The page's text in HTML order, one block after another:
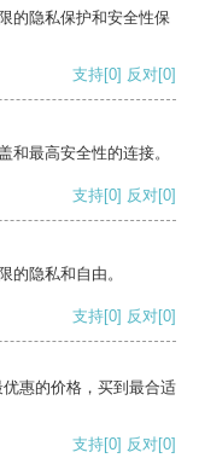
的隐私保护和安全性保
支持[0] 反对[0]
和最高安全性的连接。
支持[0] 反对[0]
的隐私和自由。
支持[0] 反对[0]
惠的价格，买到最合适
支持[0] 反对[0]